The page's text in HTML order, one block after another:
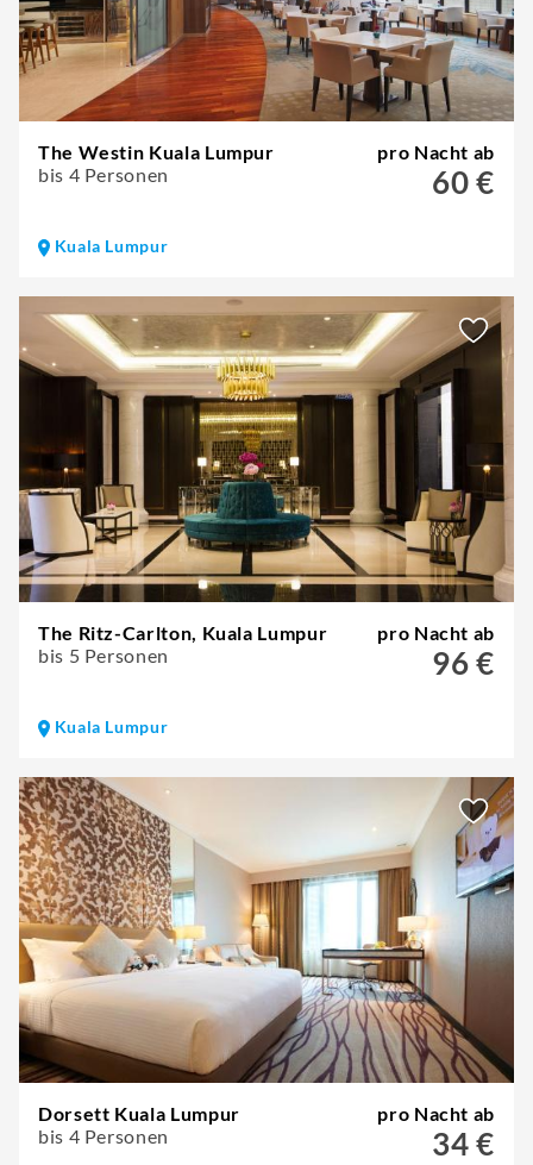
The Westin Kuala Lumpur
bis 4 Personen
pro Nacht ab
60 €
Kuala Lumpur
The Ritz-Carlton, Kuala Lumpur
bis 5 Personen
pro Nacht ab
96 €
Kuala Lumpur
Dorsett Kuala Lumpur
bis 4 Personen
pro Nacht ab
34 €